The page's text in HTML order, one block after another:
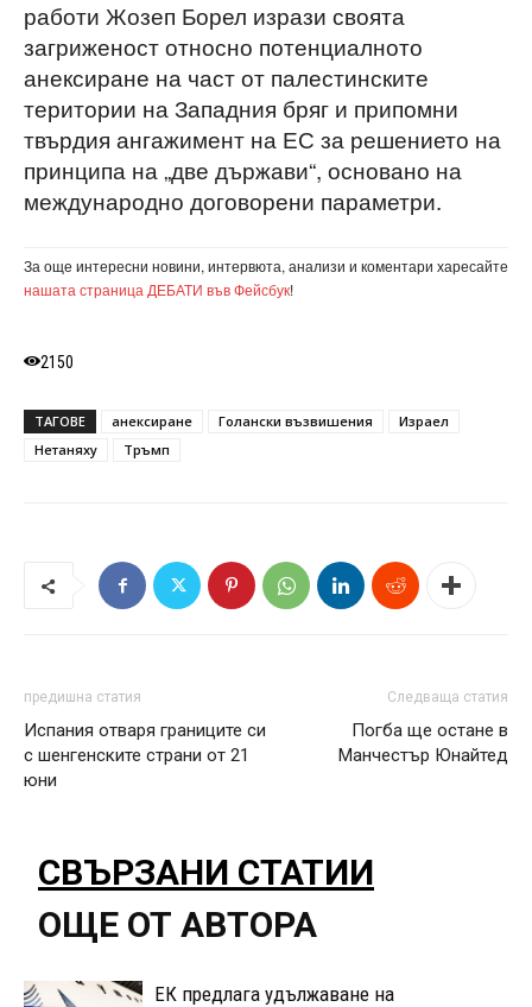
работи Жозеп Борел изрази своята
загриженост относно потенциалното
анексиране на част от палестинските
територии на Западния бряг и припомни
твърдия ангажимент на ЕС за решението на
принципа на „две държави“, основано на
международно договорени параметри.
За още интересни новини, интервюта, анализи и коментари харесайте
нашата страница ДЕБАТИ във Фейсбук!
2150
ТАГОВЕ анексиране Голански възвишения
Израел
Нетаняху
Тръмп
предишна статия
Испания отваря границите си
с шенгенските страни от 21
юни
Следваща статия
Погба ще остане в
Манчестър Юнайтед
СВЪРЗАНИ СТАТИИ
ОЩЕ ОТ АВТОРА
ЕК предлага удължаване на